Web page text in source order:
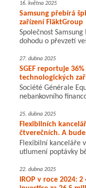
16. května 2025
Samsung přebírá
zařízení FläktGroup
Společnost
dohodu o převzetí
27. dubna 2025
SGEF reportuje
technologických
Société Générale
nebankovního
25. dubna 2025
Flexibilních
čtverečních. A
Flexibilní kanceláře
utlumení poptávky
22. dubna 2025
IROP v roce 2024: